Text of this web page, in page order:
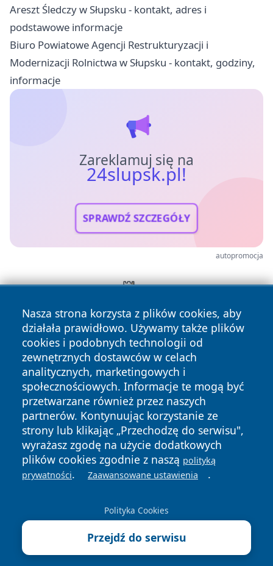
Areszt Śledczy w Słupsku - kontakt, adres i
podstawowe informacje
Biuro Powiatowe Agencji Restrukturyzacji i
Modernizacji Rolnictwa w Słupsku - kontakt, godziny,
informacje
Zareklamuj się na
24slupsk.pl!
SPRAWDŹ SZCZEGÓŁY
autopromocja
Nasza strona korzysta z plików cookies, aby
działała prawidłowo. Używamy także plików
cookies i podobnych technologii od
zewnętrznych dostawców w celach
analitycznych, marketingowych i
społecznościowych. Informacje te mogą być
przetwarzane również przez naszych
partnerów. Kontynuując korzystanie ze
strony lub klikając „Przechodzę do serwisu",
wyrażasz zgodę na użycie dodatkowych
plików cookies zgodnie z naszą polityką
prywatności. Zaawansowane ustawienia .
Polityka Cookies
Przejdź do serwisu
Copyright © 2026 24slupsk.pl Wszystkie prawa zastrzeżone.
News Autorzy
Polityka
Prywatności
Polityka
Cookies